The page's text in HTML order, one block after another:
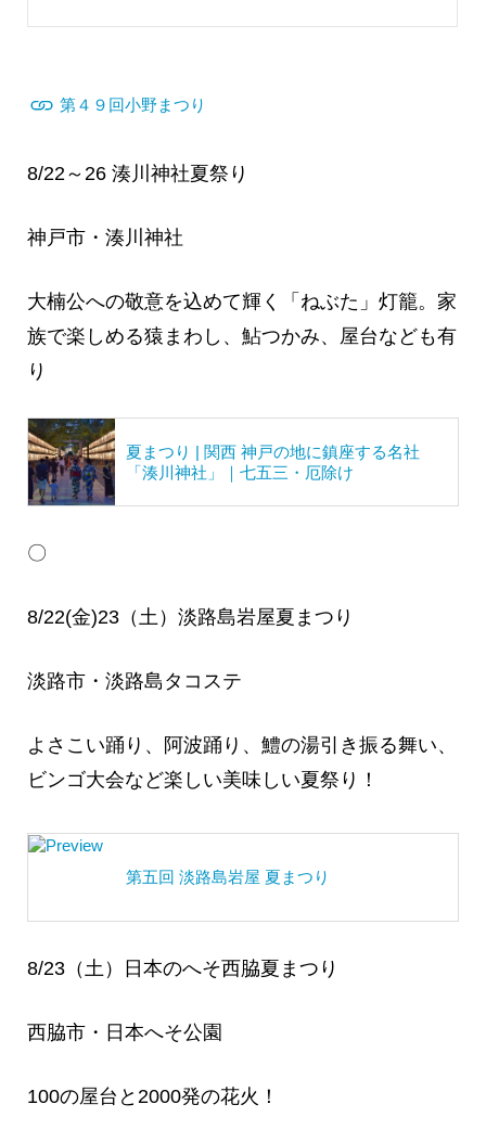
第４９回小野まつり
8/22～26 湊川神社夏祭り
神戸市・湊川神社
大楠公への敬意を込めて輝く「ねぶた」灯籠。家
族で楽しめる猿まわし、鮎つかみ、屋台なども有
り
夏まつり | 関西 神戸の地に鎮座する名社
「湊川神社」｜七五三・厄除け
〇
8/22(金)23（土）淡路島岩屋夏まつり
淡路市・淡路島タコステ
よさこい踊り、阿波踊り、鱧の湯引き振る舞い、
ビンゴ大会など楽しい美味しい夏祭り！
第五回 淡路島岩屋 夏まつり
8/23（土）日本のへそ西脇夏まつり
西脇市・日本へそ公園
100の屋台と2000発の花火！